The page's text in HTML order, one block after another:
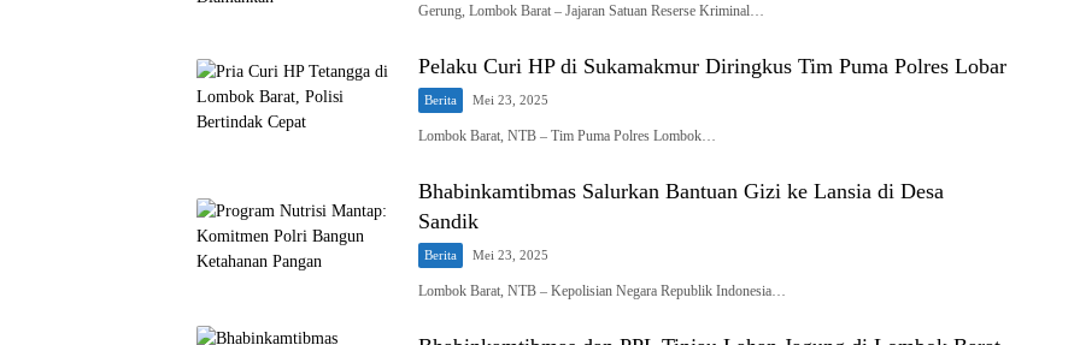
Gerung, Lombok Barat – Jajaran Satuan Reserse Kriminal…
Pelaku Curi HP di Sukamakmur Diringkus Tim Puma Polres Lobar
Berita Mei 23, 2025
Lombok Barat, NTB – Tim Puma Polres Lombok…
Bhabinkamtibmas Salurkan Bantuan Gizi ke Lansia di Desa
Sandik
Berita Mei 23, 2025
Lombok Barat, NTB – Kepolisian Negara Republik Indonesia…